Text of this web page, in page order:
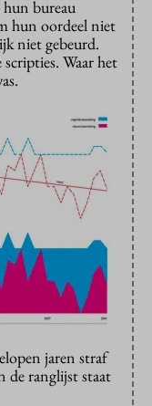
bureau
hun oordeel niet
niet gebeurd.
Waar het
jaren straf
de ranglijst staat